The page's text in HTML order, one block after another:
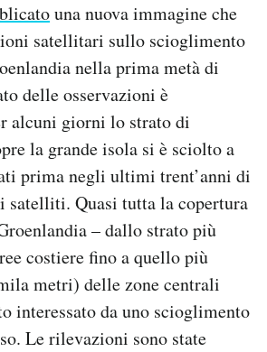
una nuova immagine che
satellitari sullo scioglimento
nella prima metà di
delle osservazioni è
alcuni giorni lo strato di
la grande isola si è sciolto a
prima negli ultimi trent’anni di
satelliti. Quasi tutta la copertura
– dallo strato più
costiere fino a quello più
metri) delle zone centrali
interessato da uno scioglimento
Le rilevazioni sono state